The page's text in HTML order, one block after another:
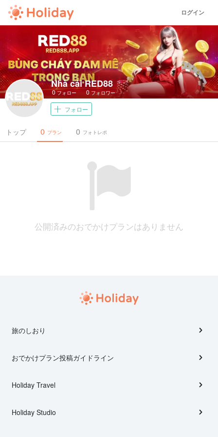
ログイン
Nhà cái RED88
0フォロー 0 フォロワー
フォロー
トップ プラン
0 フォトレポ
0
公開済みのおでかけプランはありません
旅のしおり
おでかけプラン投稿ガイドライン
Holiday Travel
Holiday Studio